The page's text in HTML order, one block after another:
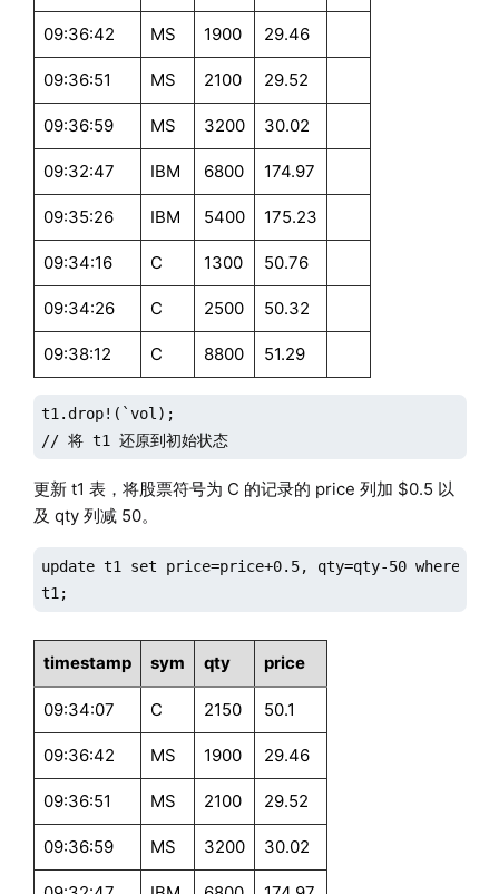
09:36:42 MS 1900 29.46
09:36:51 MS 2100 29.52
09:36:59 MS 3200 30.02
09:32:47 IBM 6800 174.97
09:35:26 IBM 5400 175.23
09:34:16 C 1300 50.76
09:34:26 C 2500 50.32
09:38:12 C 8800 51.29
t1.drop!(`vol);
// 将 t1 还原到初始状态
更新 t1 表，将股票符号为 C 的记录的 price 列加 $0.5 以
及 qty 列减 50。
update t1 set price=price+0.5, qty=qty-50 where
t1;
timestamp sym qty price
09:34:07 C 2150 50.1
09:36:42 MS 1900 29.46
09:36:51 MS 2100 29.52
09:36:59 MS 3200 30.02